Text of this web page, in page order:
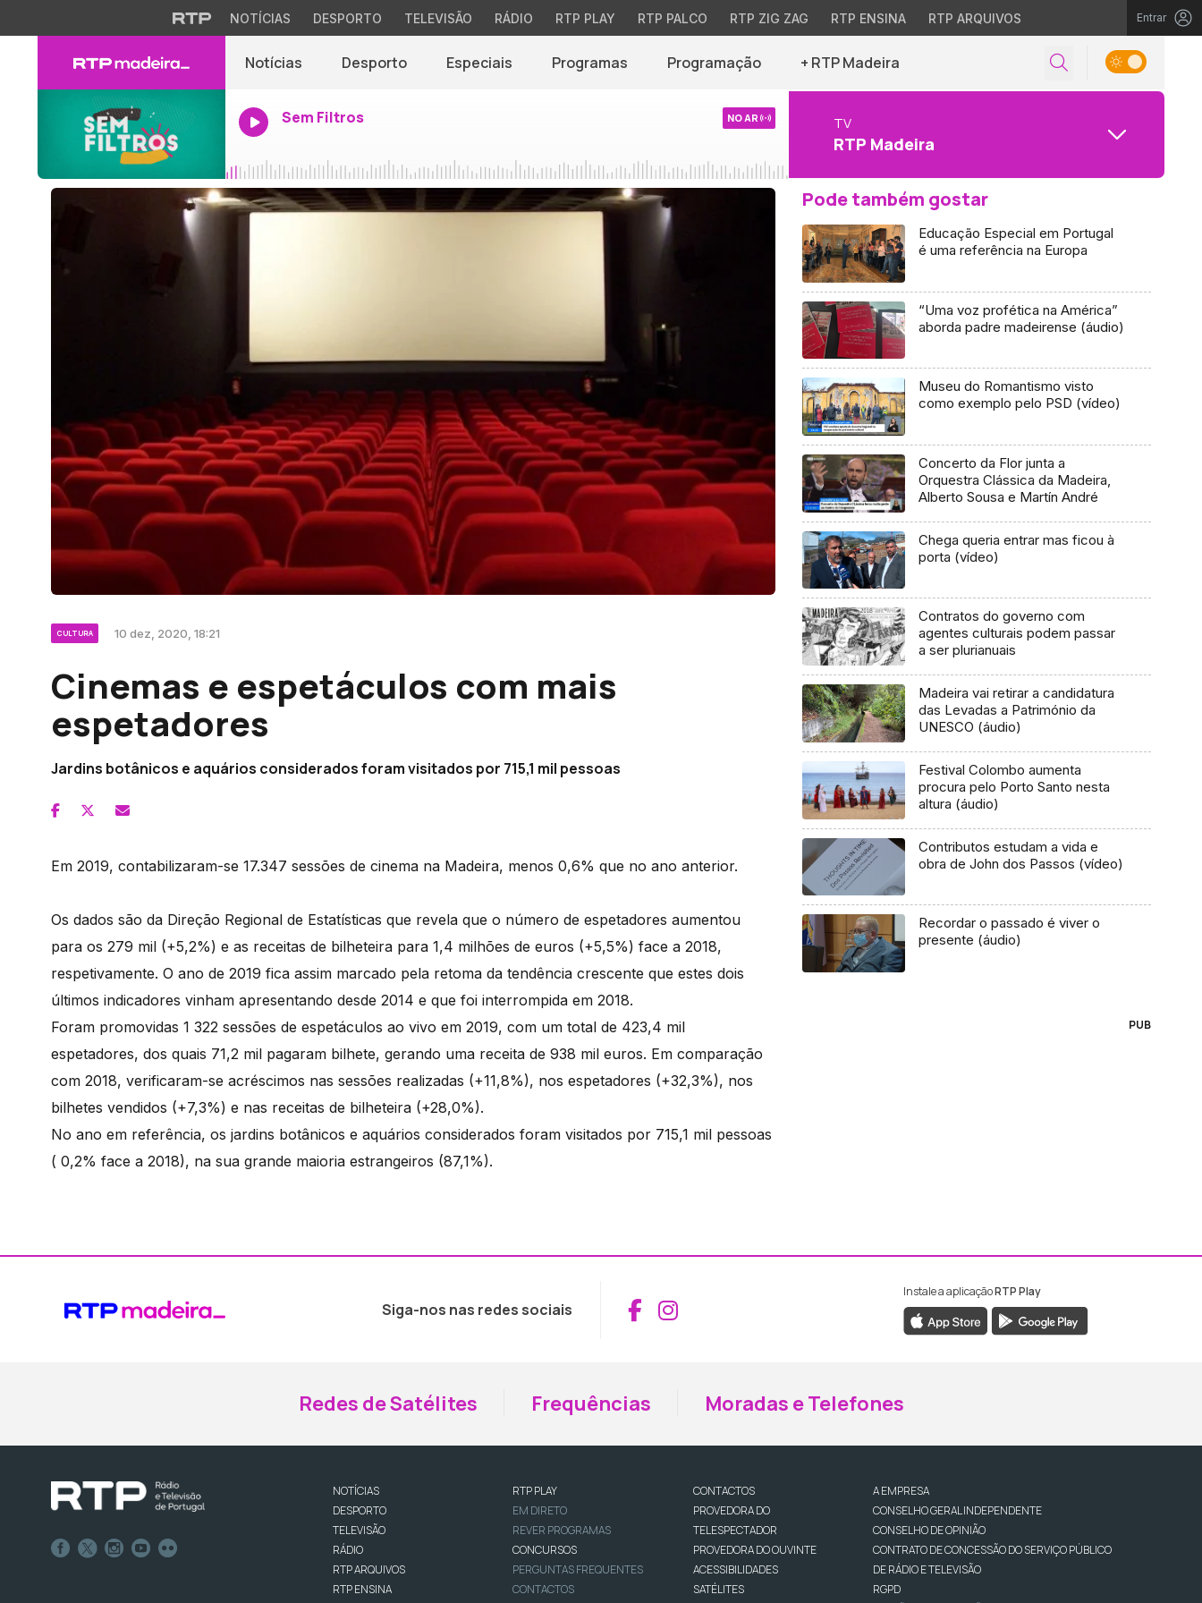
NOTÍCIAS DESPORTO TELEVISÃO RÁDIO RTP PLAY RTP PALCO RTP ZIG ZAG RTP ENSINA RTP ARQUIVOS Entrar
Notícias Desporto Especiais Programas Programação + RTP Madeira
Sem Filtros NO AR TV
RTP Madeira
CULTURA 10 dez, 2020, 18:21
Cinemas e espetáculos com mais
espetadores
Jardins botânicos e aquários considerados foram visitados por 715,1 mil pessoas
Em 2019, contabilizaram-se 17.347 sessões de cinema na Madeira, menos 0,6% que no ano anterior.
Os dados são da Direção Regional de Estatísticas que revela que o número de espetadores aumentou
para os 279 mil (+5,2%) e as receitas de bilheteira para 1,4 milhões de euros (+5,5%) face a 2018,
respetivamente. O ano de 2019 fica assim marcado pela retoma da tendência crescente que estes dois
últimos indicadores vinham apresentando desde 2014 e que foi interrompida em 2018.
Foram promovidas 1 322 sessões de espetáculos ao vivo em 2019, com um total de 423,4 mil
espetadores, dos quais 71,2 mil pagaram bilhete, gerando uma receita de 938 mil euros. Em comparação
com 2018, verificaram-se acréscimos nas sessões realizadas (+11,8%), nos espetadores (+32,3%), nos
bilhetes vendidos (+7,3%) e nas receitas de bilheteira (+28,0%).
No ano em referência, os jardins botânicos e aquários considerados foram visitados por 715,1 mil pessoas
( 0,2% face a 2018), na sua grande maioria estrangeiros (87,1%).
Pode também gostar
Educação Especial em Portugal
é uma referência na Europa
“Uma voz profética na América”
aborda padre madeirense (áudio)
Museu do Romantismo visto
como exemplo pelo PSD (vídeo)
Concerto da Flor junta a
Orquestra Clássica da Madeira,
Alberto Sousa e Martín André
Chega queria entrar mas ficou à
porta (vídeo)
Contratos do governo com
agentes culturais podem passar
a ser plurianuais
Madeira vai retirar a candidatura
das Levadas a Património da
UNESCO (áudio)
Festival Colombo aumenta
procura pelo Porto Santo nesta
altura (áudio)
Contributos estudam a vida e
obra de John dos Passos (vídeo)
Recordar o passado é viver o
presente (áudio)
PUB
Siga-nos nas redes sociais Aceder ao Facebook da RTP Madeira
Aceder ao Instagram da RTP Madeira
Instale a aplicaçãoRTP Play
Redes de Satélites Frequências Moradas e Telefones
NOTÍCIAS
DESPORTO
TELEVISÃO
RÁDIO
RTP ARQUIVOS
RTP ENSINA
RTP PLAY
EM DIRETO
REVER PROGRAMAS
CONCURSOS
PERGUNTAS FREQUENTES
CONTACTOS
CONTACTOS
PROVEDORA DO
TELESPECTADOR
PROVEDORA DO OUVINTE
ACESSIBILIDADES
SATÉLITES
A EMPRESA
CONSELHO GERAL INDEPENDENTE
CONSELHO DE OPINIÃO
CONTRATO DE CONCESSÃO DO SERVIÇO PÚBLICO
DE RÁDIO E TELEVISÃO
RGPD